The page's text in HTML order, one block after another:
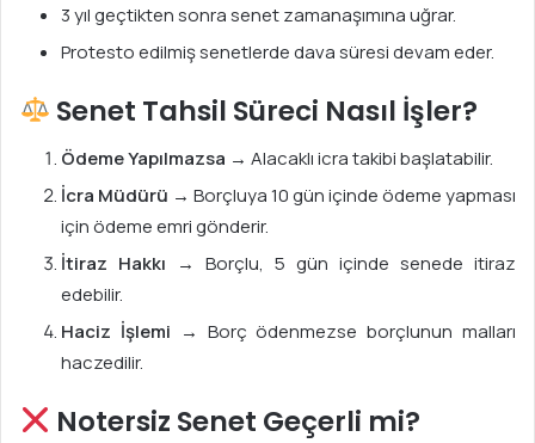
3 yıl geçtikten sonra senet zamanaşımına uğrar.
Protesto edilmiş senetlerde dava süresi devam eder.
Senet Tahsil Süreci Nasıl İşler?
Ödeme Yapılmazsa → Alacaklı icra takibi başlatabilir.
İcra Müdürü → Borçluya 10 gün içinde ödeme yapması
için ödeme emri gönderir.
İtiraz Hakkı → Borçlu, 5 gün içinde senede itiraz
edebilir.
Haciz İşlemi → Borç ödenmezse borçlunun malları
haczedilir.
Notersiz Senet Geçerli mi?